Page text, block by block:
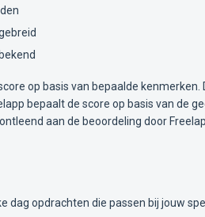
op basis van bepaalde
bepaalt de score op basis van de
aan de beoordeling door
dag opdrachten die passen bij jouw